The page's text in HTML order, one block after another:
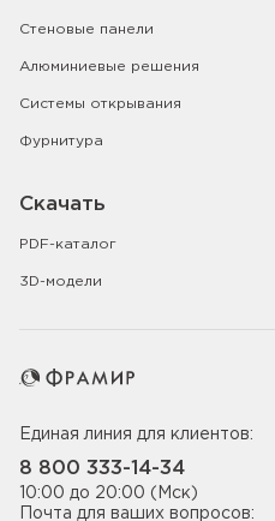
Стеновые панели
Алюминиевые решения
Системы открывания
Фурнитура
Скачать
PDF-каталог
3D-модели
Единая линия для клиентов:
8 800 333-14-34
10:00 до 20:00 (Мск)
Почта для ваших вопросов: